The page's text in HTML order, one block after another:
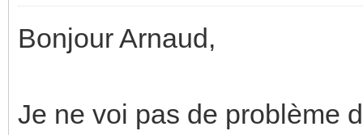
Bonjour Arnaud,
Je ne voi pas de problème